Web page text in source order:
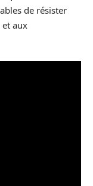
de résister
aux